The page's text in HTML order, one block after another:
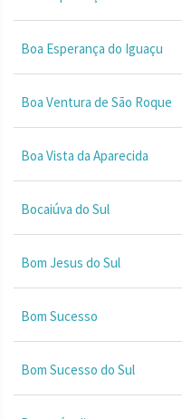
Boa Esperança do Iguaçu
Boa Ventura de São Roque
Boa Vista da Aparecida
Bocaiúva do Sul
Bom Jesus do Sul
Bom Sucesso
Bom Sucesso do Sul